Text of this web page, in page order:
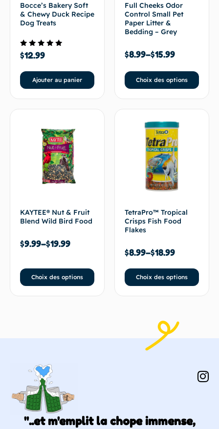
Bocce’s Bakery Soft
& Chewy Duck Recipe
Dog Treats
Note
5.00
$12.99
Ajouter au panier
Full Cheeks Odor
Control Small Pet
Paper Litter &
Bedding – Grey
$8.99–$15.99
Choix des options
KAYTEE® Nut & Fruit
Blend Wild Bird Food
$9.99–$19.99
Choix des options
TetraPro™ Tropical
Crisps Fish Food
Flakes
$8.99–$18.99
Choix des options
"..et m'emplit la chope immense,